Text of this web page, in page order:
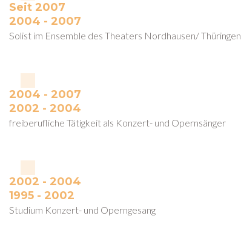
Seit 2007
2004 - 2007
Solist im Ensemble des Theaters Nordhausen/ Thüringen
2004 - 2007
2002 - 2004
freiberufliche Tätigkeit als Konzert- und Opernsänger
2002 - 2004
1995 - 2002
Studium Konzert- und Operngesang